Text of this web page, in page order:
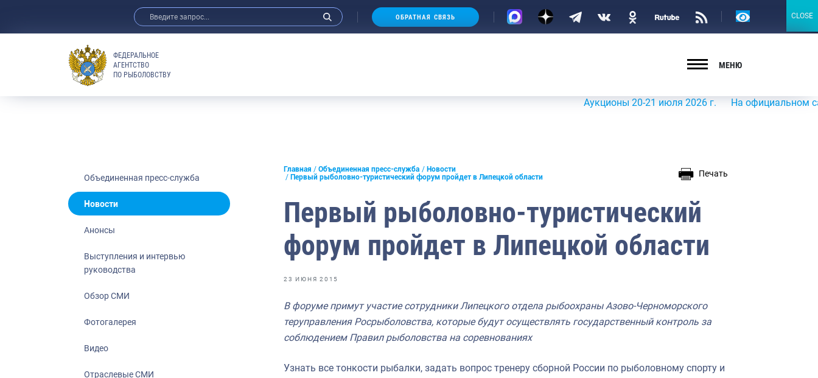
Анонсы
Отраслевые СМИ
Выставки и конференции
Научно-практическая литература
Рыбоохрана России
Большая африканская экспедиция
Укрепление духовно-нравственных
События в России и мире
ОБРАТНАЯ СВЯЗЬ
Версия
ФЕДЕРАЛЬНОЕ
АГЕНТСТВО
ПО РЫБОЛОВСТВУ
МЕНЮ
Аукционы 20-21 июля 2026 г. На официальном сайте
Объединенная пресс-служба
Новости
Анонсы
Выступления и интервью
руководства
Обзор СМИ
Фотогалерея
Видео
Отраслевые СМИ
Главная Объединенная пресс-служба
Новости
Первый рыболовно-туристический форум пройдет в Липецкой области
Печать
Первый рыболовно-туристический
форум пройдет в Липецкой области
23 ИЮНЯ 2015
В форуме примут участие сотрудники Липецкого отдела рыбоохраны Азово-Черноморского
теруправления Росрыболовства, которые будут осуществлять государственный контроль за
соблюдением Правил рыболовства на соревнованиях
Узнать все тонкости рыбалки, задать вопрос тренеру сборной России по рыболовному спорту и
CLOSE
CLOSE